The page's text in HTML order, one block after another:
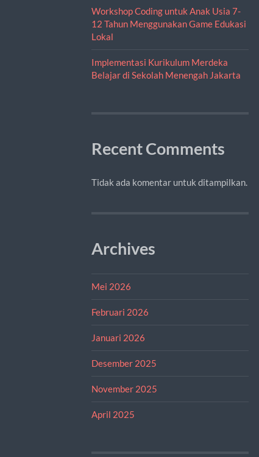
Workshop Coding untuk Anak Usia 7-
12 Tahun Menggunakan Game Edukasi
Lokal
Implementasi Kurikulum Merdeka
Belajar di Sekolah Menengah Jakarta
Recent Comments
Tidak ada komentar untuk ditampilkan.
Archives
Mei 2026
Februari 2026
Januari 2026
Desember 2025
November 2025
April 2025